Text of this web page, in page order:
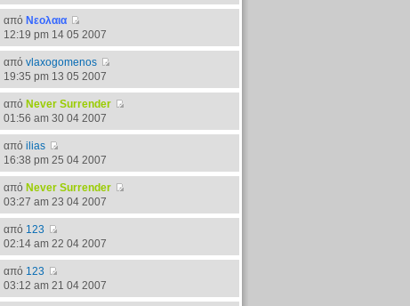
από Νεολαια
12:19 pm 14 05 2007
απόvlaxogomenos
19:35 pm 13 05 2007
από Never Surrender
01:56 am 30 04 2007
απόilias
16:38 pm 25 04 2007
από Never Surrender
03:27 am 23 04 2007
από 123
02:14 am 22 04 2007
από 123
03:12 am 21 04 2007